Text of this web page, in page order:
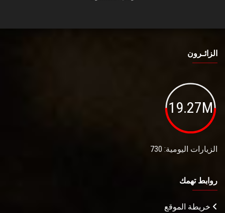
الزائـرون
19.27M
الزيارات اليومية: 730
روابط تهمك
خريطة الموقع